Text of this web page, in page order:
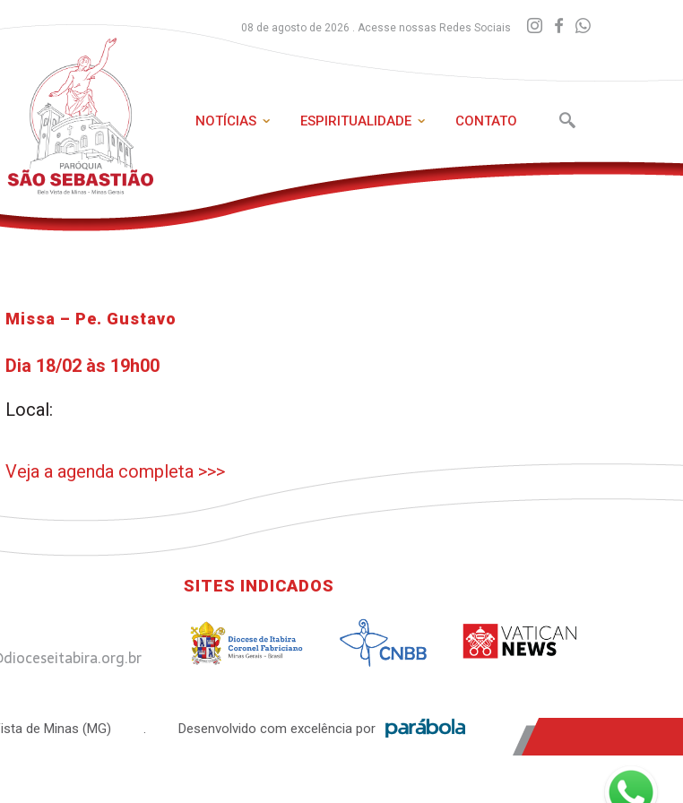
08 de agosto de 2026 . Acesse nossas Redes Sociais
NOTÍCIAS ESPIRITUALIDADE CONTATO
Missa – Pe. Gustavo
Dia 18/02 às 19h00
Local:
Veja a agenda completa >>>
SITES INDICADOS
Vista de Minas (MG) . Desenvolvido com excelência por